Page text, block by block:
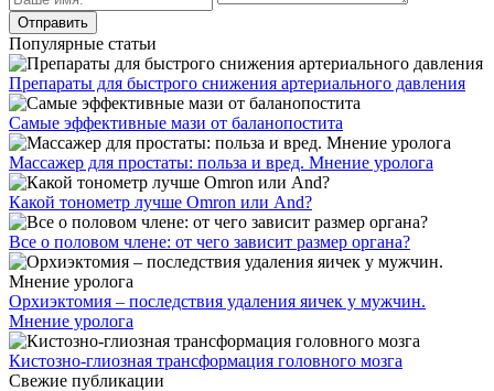
Популярные статьи
Препараты для быстрого снижения артериального давления
Самые эффективные мази от баланопостита
Массажер для простаты: польза и вред. Мнение уролога
Какой тонометр лучше Omron или And?
Все о половом члене: от чего зависит размер органа?
Орхиэктомия – последствия удаления яичек у мужчин.
Мнение уролога
Кистозно-глиозная трансформация головного мозга
Свежие публикации